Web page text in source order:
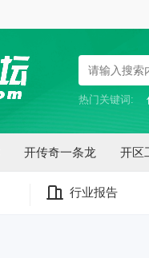
热门关键词:
开传奇一条龙 开区
行业报告